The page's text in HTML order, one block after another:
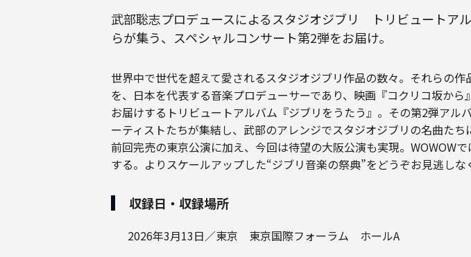
武部聡志プロデュースによるスタジオジブリ トリビュートア
らが集う、スペシャルコンサート第2弾をお届け。
世界中で世代を超えて愛されるスタジオジブリ作品の数々。それらの
を、日本を代表する音楽プロデューサーであり、映画『コクリコ坂か
お届けするトリビュートアルバム『ジブリをうたう』。その第2弾ア
ーティストたちが集結し、武部のアレンジでスタジオジブリの名曲たち
前回完売の東京公演に加え、今回は待望の大阪公演も実現。
する。よりスケールアップした“ジブリ音楽の祭典”をどうぞお見逃しな
収録日・収録場所
2026年3月13日／東京 東京国際フォーラム ホールA